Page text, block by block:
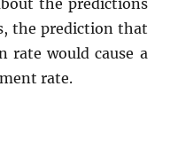
the predictions
the prediction that
rate would cause a
rate.
Back to Square